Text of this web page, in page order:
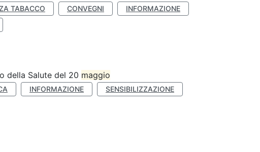
TABACCO CONVEGNI
INFORMAZIONE
della Salute del 20 maggio
INFORMAZIONE SENSIBILIZZAZIONE